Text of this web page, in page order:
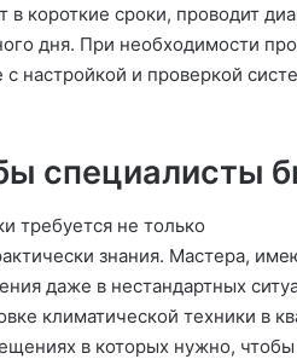
короткие сроки, проводит
дня. При необходимости
настройкой и проверкой
специалисты
требуется не только
знания. Мастера,
даже в нестандартных
климатической техники в
в которых нужно, чтобы